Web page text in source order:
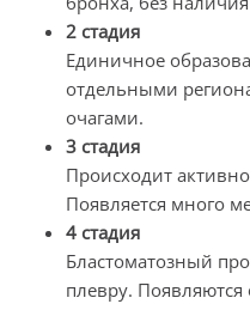
2 стадия
Единичное
отдельными
очагами.
3 стадия
Происходит
Появляется много
4 стадия
Бластоматозный
плевру.